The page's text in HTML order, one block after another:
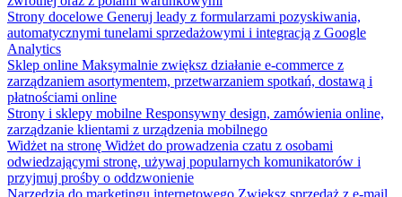
Strony docelowe Generuj leady z formularzami pozyskiwania,
automatycznymi tunelami sprzedażowymi i integracją z Google
Analytics
Sklep online Maksymalnie zwiększ działanie e-commerce z
zarządzaniem asortymentem, przetwarzaniem spotkań, dostawą i
płatnościami online
Strony i sklepy mobilne Responsywny design, zamówienia online,
zarządzanie klientami z urządzenia mobilnego
Widżet na stronę Widżet do prowadzenia czatu z osobami
odwiedzającymi stronę, używaj popularnych komunikatorów i
przyjmuj prośby o oddzwonienie
Narzędzia do marketingu internetowego Zwiększ sprzedaż z e-mail